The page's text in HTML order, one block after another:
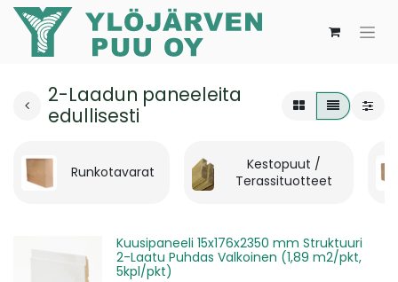
2-Laadun paneeleita
edullisesti
Runkotavarat
Kestopuut /
Terassituotteet
Kuusipaneeli 15x176x2350 mm Struktuuri
2-Laatu Puhdas Valkoinen (1,89 m2/pkt,
5kpl/pkt)